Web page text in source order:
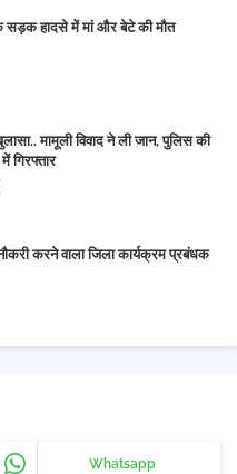
सड़क हादसे में मां और बेटे की मौत
मामूली विवाद ने ली जान, पुलिस की
गिरफ्तार
करने वाला जिला कार्यक्रम प्रबंधक
Whatsapp